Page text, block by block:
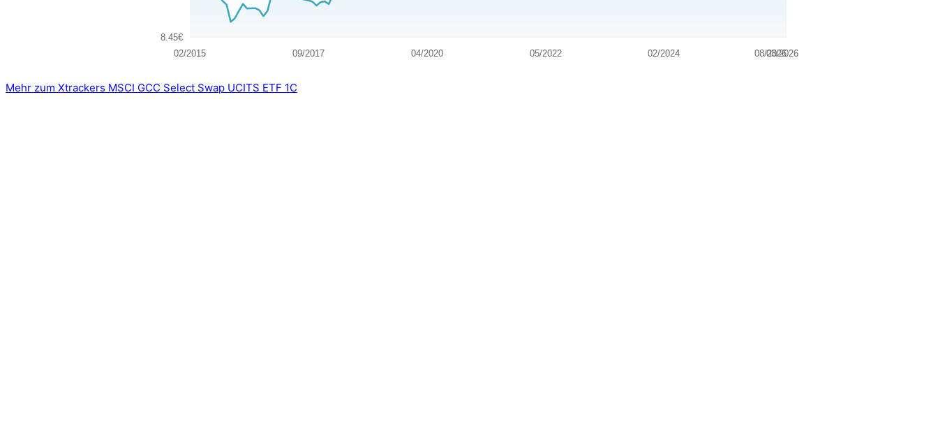
8.45€
02/2015 09/2017 04/2020 05/2022 02/2024 03/2026
08/2026
Mehr zum Xtrackers MSCI GCC Select Swap UCITS ETF 1C